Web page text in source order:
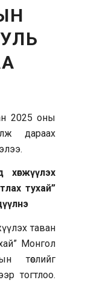
2025 оны
дараах
тухай”
таван
Монгол
төслийг
тогтлоо.